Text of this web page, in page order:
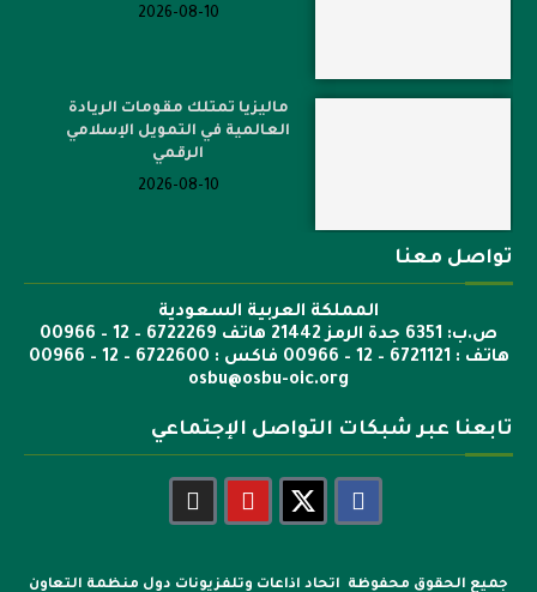
2026-08-10
ماليزيا تمتلك مقومات الريادة
العالمية في التمويل الإسلامي
الرقمي
2026-08-10
تواصل معنا
المملكة العربية السعودية
ص.ب: 6351 جدة الرمز 21442 هاتف 6722269 – 12 – 00966
هاتف : 6721121 – 12 – 00966 فاكس : 6722600 – 12 – 00966
osbu@osbu-oic.org
تابعنا عبر شبكات التواصل الإجتماعي
جميع الحقوق محفوظة اتحاد اذاعات وتلفزيونات دول منظمة التعاون